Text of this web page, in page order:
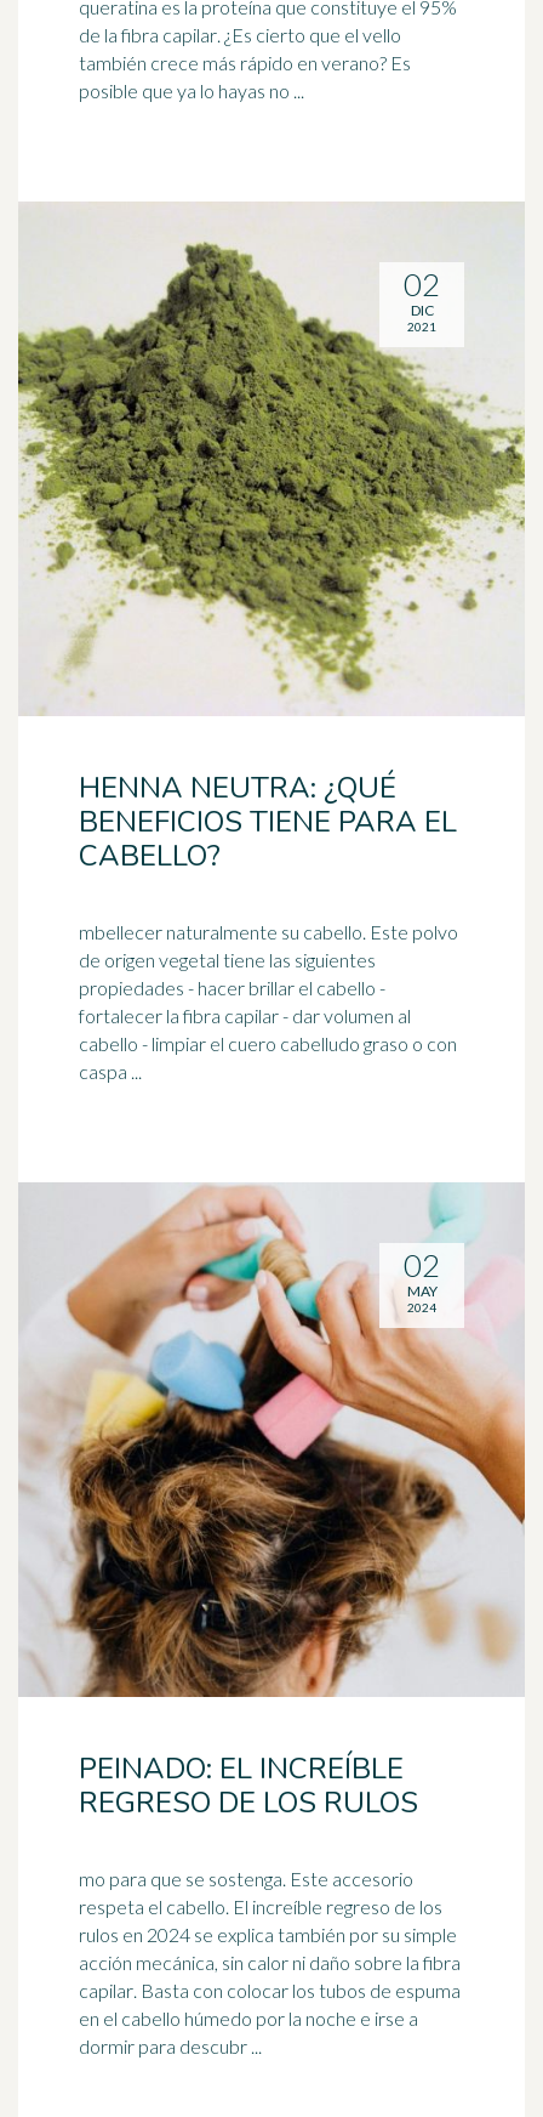
queratina es la proteína que constituye el 95%
de la fibra capilar. ¿Es cierto que el vello
también crece más rápido en verano? Es
posible que ya lo hayas no ...
HENNA NEUTRA: ¿QUÉ
BENEFICIOS TIENE PARA EL
CABELLO?
mbellecer naturalmente su cabello. Este polvo
de origen vegetal tiene las siguientes
propiedades - hacer brillar el cabello -
fortalecer la fibra capilar
cabello - limpiar el cuero cabelludo graso o con
caspa ...
02
DIC
2021
PEINADO: EL INCREÍBLE
REGRESO DE LOS RULOS
mo para que se sostenga. Este accesorio
respeta el cabello. El increíble regreso de los
rulos en 2024 se explica también por su simple
acción mecánica, sin calor ni daño sobre la fibra
capilar. Basta con colocar los tubos de espuma
en el cabello húmedo por la noche e irse a
dormir para descubr ...
02
MAY
2024